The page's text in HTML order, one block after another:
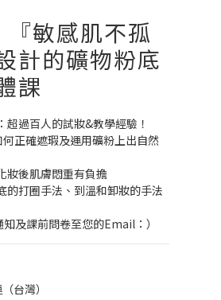
『敏感肌不孤
計的礦物粉底
課
過百人的試妝&教學經驗！
正確遮瑕及運用礦粉上出自然
妝後肌膚悶重有負擔
的打圈手法、到溫和卸妝的手法
及課前問卷至您的Email：）
台灣）